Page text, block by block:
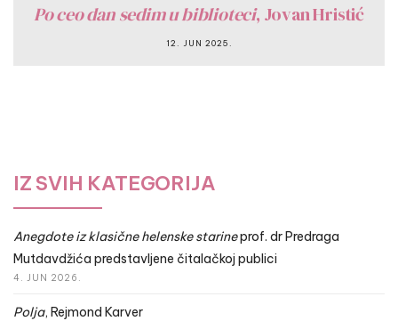
Po ceo dan sedim u biblioteci, Jovan Hristić
12. JUN 2025.
IZ SVIH KATEGORIJA
Anegdote iz klasične helenske starineprof. dr Predraga
Mutdavdžića predstavljene čitalačkoj publici
4. JUN 2026.
Polja, Rejmond Karver